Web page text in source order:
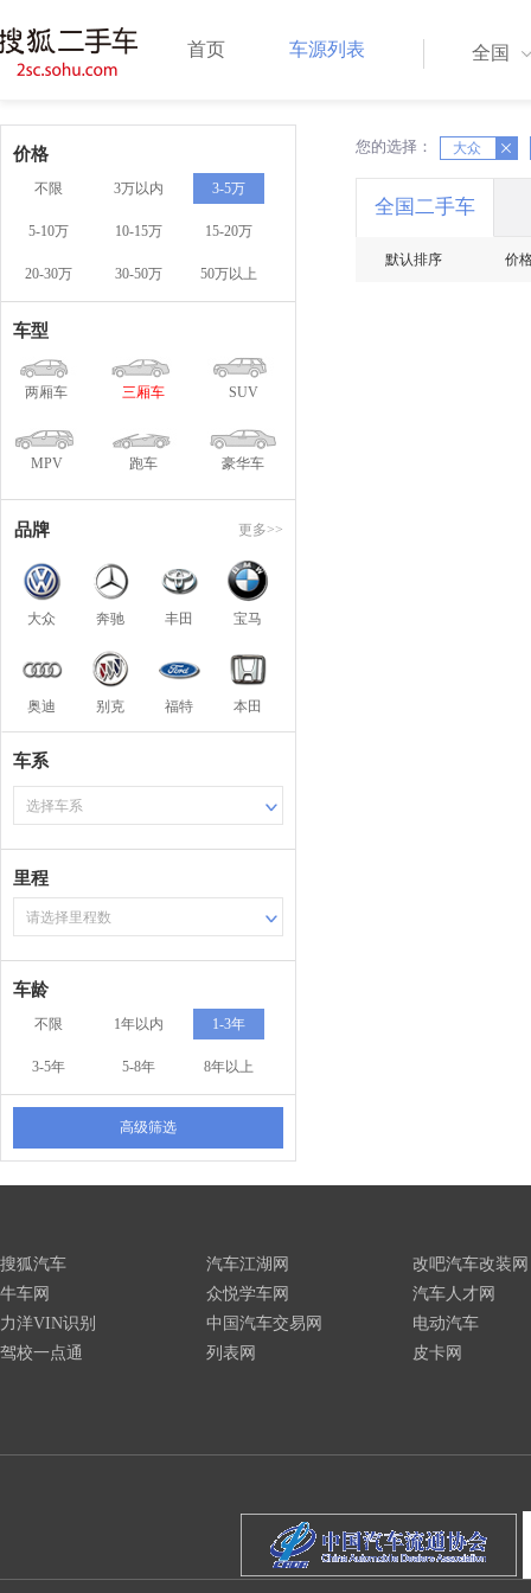
首页 车源列表 全国
价格
不限 3万以内 3-5万
5-10万 10-15万 15-20万
20-30万 30-50万 50万以上
车型
两厢车 三厢车 SUV
MPV 跑车 豪华车
品牌 更多>>
大众 奔驰 丰田 宝马
奥迪 别克 福特 本田
车系
选择车系
里程
请选择里程数
车龄
不限 1年以内 1-3年
3-5年 5-8年 8年以上
高级筛选
您的选择： 大众
X X
全国二手车
默认排序 价
搜狐汽车
牛车网
力洋VIN识别
驾校一点通
汽车江湖网
众悦学车网
中国汽车交易网
列表网
改吧汽车改装网
汽车人才网
电动汽车
皮卡网